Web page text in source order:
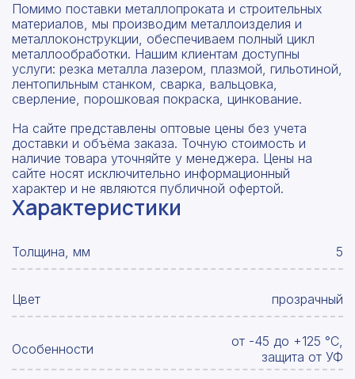
Помимо поставки металлопроката и строительных
материалов, мы производим металлоизделия и
металлоконструкции, обеспечиваем полный цикл
металлообработки. Нашим клиентам доступны
услуги: резка металла лазером, плазмой, гильотиной,
лентопильным станком, сварка, вальцовка,
сверление, порошковая покраска, цинкование.
На сайте представлены оптовые цены без учета
доставки и объёма заказа. Точную стоимость и
наличие товара уточняйте у менеджера. Цены на
сайте носят исключительно информационный
характер и не являются публичной офертой.
Характеристики
Толщина, мм 5
Цвет прозрачный
Особенности
от -45 до +125 °С,
защита от УФ